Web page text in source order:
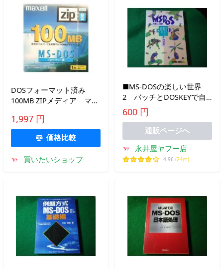
DOSフォーマット済み
100MB ZIPメディア マク
1,997 円
価格比較
買いたいショップ
■MS‐DOSの楽しい世界
2 バッチとDOSKEYで自
分流MS‐DOSにする編 林
晴比古 ソフトバンククリ
エイティブ
■FASD2026071308■
600 円
通販ページへ
永井屋ヤフー店
4.96 (24件)